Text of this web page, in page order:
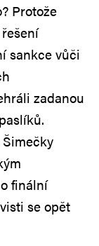
Protože
sankce vůči
zadanou
finální
se opět